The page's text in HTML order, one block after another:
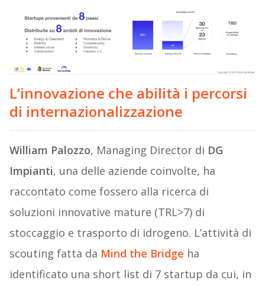
L’innovazione che abilità i percorsi
di internazionalizzazione
William Palozzo, Managing Director di DG
Impianti, una delle aziende coinvolte, ha
raccontato come fossero alla ricerca di
soluzioni innovative mature (TRL>7) di
stoccaggio e trasporto di idrogeno. L’attività di
scouting fatta da Mind the Bridge ha
identificato una short list di 7 startup da cui, in